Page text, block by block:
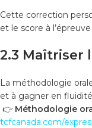
Cette correction
et le score à
2.3 Maîtriser
La méthodologie
et à gagner en
👉 Méthodologie
tcfcanada.com/